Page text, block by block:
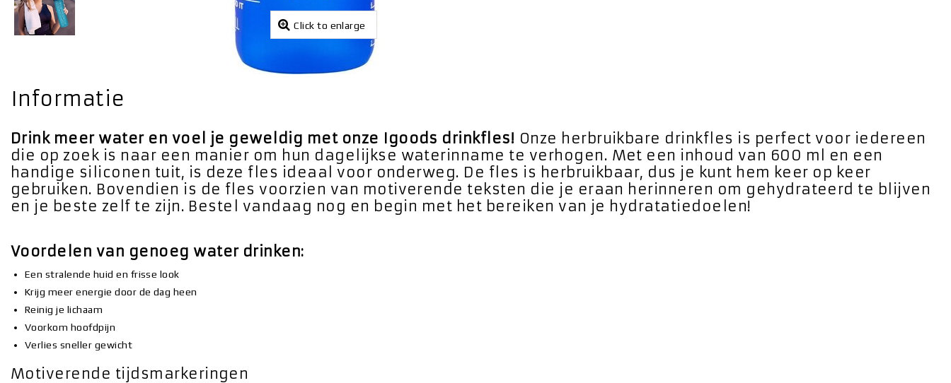
Click to enlarge
Informatie
Drink meer water en voel je geweldig met onze Igoods drinkfles! Onze herbruikbare drinkfles is perfect voor iedereen
die op zoek is naar een manier om hun dagelijkse waterinname te verhogen. Met een inhoud van 600 ml en een
handige siliconen tuit, is deze fles ideaal voor onderweg. De fles is herbruikbaar, dus je kunt hem keer op keer
gebruiken. Bovendien is de fles voorzien van motiverende teksten die je eraan herinneren om gehydrateerd te blijven
en je beste zelf te zijn. Bestel vandaag nog en begin met het bereiken van je hydratatiedoelen!
Voordelen van genoeg water drinken:
Een stralende huid en frisse look
Krijg meer energie door de dag heen
Reinig je lichaam
Voorkom hoofdpijn
Verlies sneller gewicht
Motiverende tijdsmarkeringen